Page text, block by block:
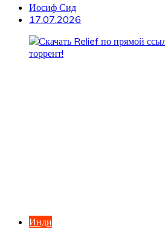
Иосиф Сид
17.07.2026
Инди